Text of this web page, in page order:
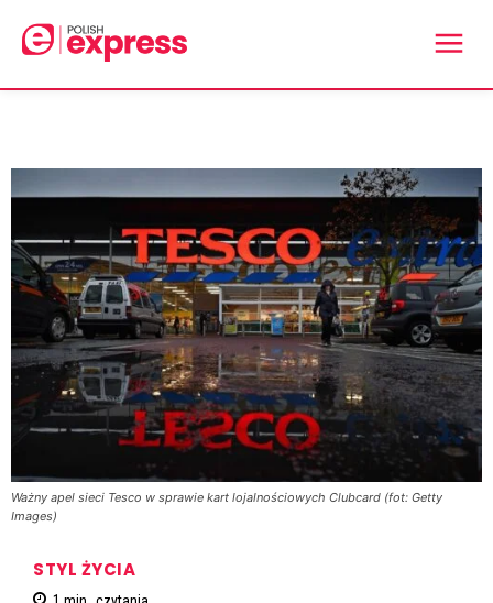
Ważny apel sieci Tesco w sprawie kart lojalnościowych Clubcard (fot: Getty
Images)
STYL ŻYCIA